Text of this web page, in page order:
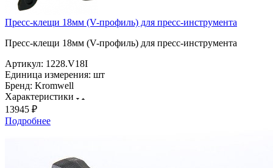
Пресс-клещи 18мм (V-профиль) для пресс-инструмента
Пресс-клещи 18мм (V-профиль) для пресс-инструмента
Артикул: 1228.V18I
Единица измерения: шт
Бренд: Kromwell
Характеристики
13945 ₽
Подробнее